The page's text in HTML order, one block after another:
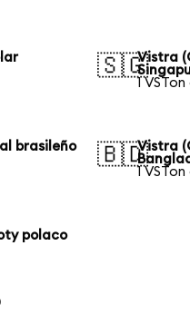
🇸🇬Vistra
1
brasileño
🇧🇩Vistra
1
polaco